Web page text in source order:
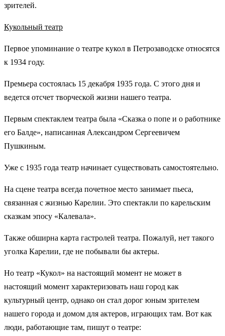
зрителей.
Кукольный театр
Первое упоминание о театре кукол в Петрозаводске относятся
к 1934 году.
Премьера состоялась 15 декабря 1935 года. С этого дня и
ведется отсчет творческой жизни нашего театра.
Первым спектаклем театра была «Сказка о попе и о работнике
его Балде», написанная Александром Сергеевичем
Пушкиным.
Уже с 1935 года театр начинает существовать самостоятельно.
На сцене театра всегда почетное место занимает пьеса,
связанная с жизнью Карелии. Это спектакли по карельским
сказкам эпосу «Калевала».
Также обширна карта гастролей театра. Пожалуй, нет такого
уголка Карелии, где не побывали бы актеры.
Но театр «Кукол» на настоящий момент не может в
настоящий момент характеризовать наш город как
культурный центр, однако он стал дорог юным зрителем
нашего города и домом для актеров, играющих там. Вот как
люди, работающие там, пишут о театре: